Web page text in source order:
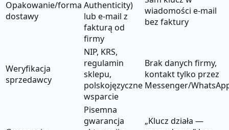
Opakowanie/forma
dostawy
Authenticity)
lub e-mail z
fakturą od
firmy
wiadomości e-mail
bez faktury
Weryfikacja
sprzedawcy
NIP, KRS,
regulamin
sklepu,
polskojęzyczne
wsparcie
Brak danych firmy,
kontakt tylko przez
Messenger/
Pisemna
gwarancja
„Klucz działa —